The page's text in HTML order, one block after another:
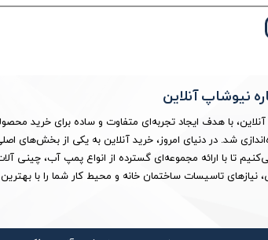
نیوشاپ آنلاین
با هدف ایجاد تجربه‌ای متفاوت و ساده برای خرید
راه‌اندازی شد. در دنیای امروز، خرید آنلاین به یکی از
تا با ارائه مجموعه‌ای گسترده از انواع پمپ آب، چینی
نیازهای تاسیسات ساختمان خانه و محیط کار شما را با